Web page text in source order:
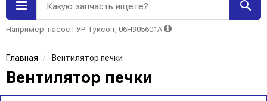
Какую запчасть ищете?
Например: насос ГУР Туксон, 06H905601A
Главная Вентилятор печки
Вентилятор печки